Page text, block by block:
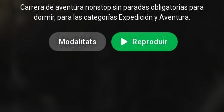
Carrera de aventura nonstop sin paradas obligatorias para
dormir, para las categorías Expedición y Aventura.
Modalitats Reproduir